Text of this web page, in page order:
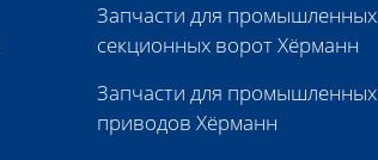
Запчасти для промышленных
секционных ворот Хёрманн
Запчасти для промышленных
приводов Хёрманн